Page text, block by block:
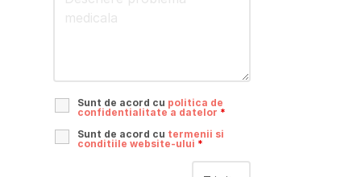
Sunt de acord cu politica de
confidentialitate a datelor *
Sunt de acord cu termenii si
conditiile website-ului *